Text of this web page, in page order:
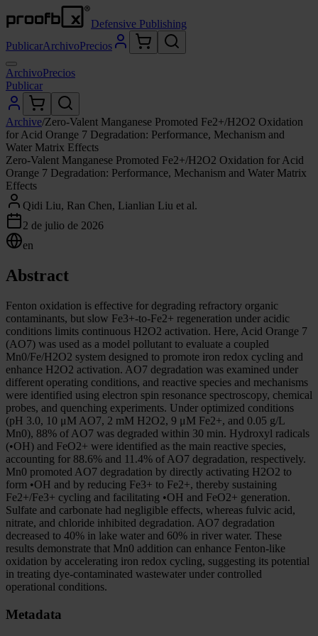
Defensive Publishing
PublicarArchivoPrecios
ArchivoPrecios
Publicar
Archive/Zero-Valent Manganese Promoted Fe2+/H2O2 Oxidation
for Acid Orange 7 Degradation: Performance, Mechanism and
Water Matrix Effects
Zero-Valent Manganese Promoted Fe2+/H2O2 Oxidation for Acid
Orange 7 Degradation: Performance, Mechanism and Water Matrix
Effects
Qidi Liu, Ran Chen, Lianlian Liu et al.
2 de julio de 2026
en
Abstract
Fenton oxidation is effective for degrading refractory organic
contaminants, but slow Fe3+-to-Fe2+ regeneration under acidic
conditions limits continuous H2O2 activation. Here, Acid Orange 7
(AO7) was used as a model pollutant to evaluate a coupled
Mn0/Fe/H2O2 system designed to promote iron redox cycling and
enhance H2O2 activation. AO7 degradation was examined under
different operating conditions, and reactive species and mechanisms
were identified using electron spin resonance spectroscopy, chemical
probes, and quenching experiments. Under optimized conditions
(pH 3.0, 10 μM AO7, 2 mM H2O2, 9 μM Fe2+, and 0.05 g/L
Mn0), 88% of AO7 was degraded within 30 min. Hydroxyl radicals
(•OH) and FeO2+ were identified as the main reactive species,
accounting for 88.6% and 11.4% of AO7 degradation, respectively.
Mn0 promoted AO7 degradation by directly activating H2O2 to
form •OH and by reducing Fe3+ to Fe2+, thereby sustaining
Fe2+/Fe3+ cycling and facilitating •OH and FeO2+ generation.
Sulfate and carbonate had negligible effects, whereas fulvic acid,
nitrate, and chloride inhibited degradation. AO7 degradation
decreased to 40% in lake water and 60% in river water. These
results demonstrate that Mn0 addition can enhance Fenton-like
oxidation by accelerating iron redox cycling, suggesting its potential
in treating dye-contaminated wastewater under controlled
operational conditions.
Metadata